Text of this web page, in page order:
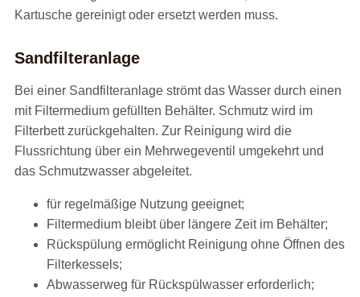
Kartusche gereinigt oder ersetzt werden muss.
Sandfilteranlage
Bei einer Sandfilteranlage strömt das Wasser durch einen
mit Filtermedium gefüllten Behälter. Schmutz wird im
Filterbett zurückgehalten. Zur Reinigung wird die
Flussrichtung über ein Mehrwegeventil umgekehrt und
das Schmutzwasser abgeleitet.
für regelmäßige Nutzung geeignet;
Filtermedium bleibt über längere Zeit im Behälter;
Rückspülung ermöglicht Reinigung ohne Öffnen des
Filterkessels;
Abwasserweg für Rückspülwasser erforderlich;